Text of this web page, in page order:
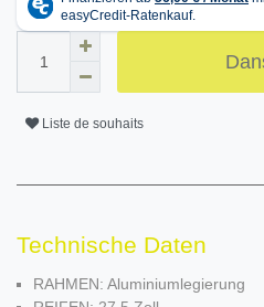
Liste de souhaits
Technische Daten
RAHMEN: Aluminiumlegierung